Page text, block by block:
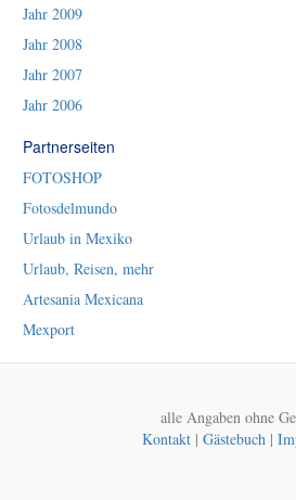
Jahr 2009
Jahr 2008
Jahr 2007
Jahr 2006
Partnerseiten
FOTOSHOP
Fotosdelmundo
Urlaub in Mexiko
Urlaub, Reisen, mehr
Artesania Mexicana
Mexport
alle Angaben ohne
Kontakt| Gästebuch|